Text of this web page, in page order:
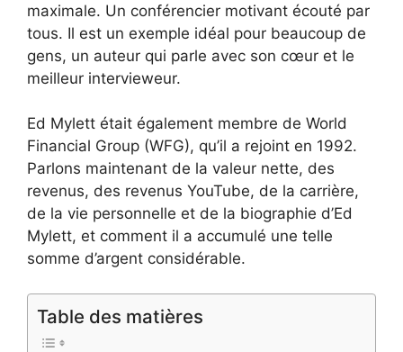
maximale. Un conférencier motivant écouté par
tous. Il est un exemple idéal pour beaucoup de
gens, un auteur qui parle avec son cœur et le
meilleur intervieweur.
Ed Mylett était également membre de World
Financial Group (WFG), qu’il a rejoint en 1992.
Parlons maintenant de la valeur nette, des
revenus, des revenus YouTube, de la carrière,
de la vie personnelle et de la biographie d’Ed
Mylett, et comment il a accumulé une telle
somme d’argent considérable.
Table des matières